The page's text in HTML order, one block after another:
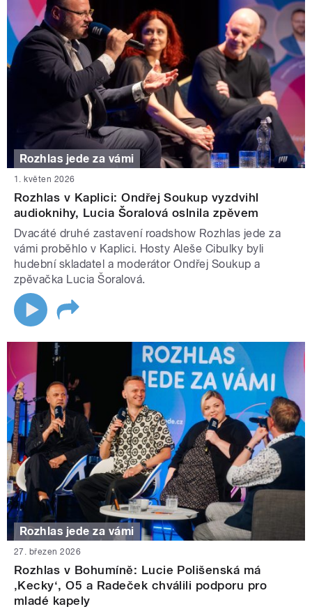
Rozhlas jede za vámi
1. květen 2026
Rozhlas v Kaplici: Ondřej Soukup vyzdvihl
audioknihy, Lucia Šoralová oslnila zpěvem
Dvacáté druhé zastavení roadshow Rozhlas jede za
vámi proběhlo v Kaplici. Hosty Aleše Cibulky byli
hudební skladatel a moderátor Ondřej Soukup a
zpěvačka Lucia Šoralová.
Rozhlas jede za vámi
27. březen 2026
Rozhlas v Bohumíně: Lucie Polišenská má
‚Kecky‘, O5 a Radeček chválili podporu pro
mladé kapely